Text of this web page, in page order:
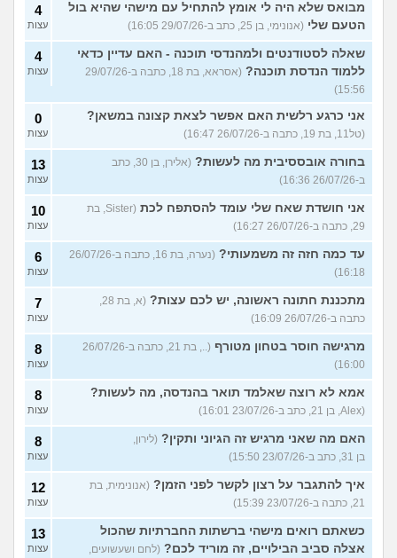
מבואס שלא היה לי אומץ להתחיל עם מישהי שהיא בול
הטעם שלי (אנונימי, בן 25, כתב ב-29/07/26 16:05)
4
עצות
שאלה לסטודנטים ולמהנדסי תוכנה - האם עדיין כדאי
ללמוד הנדסת תוכנה?
(אסראא, בת 18, כתבה ב-29/07/26
15:56)
4
עצות
אני כרגע רלשית האם אפשר לצאת קצונה במשאן?
(טל11, בת 19, כתבה ב-26/07/26 16:47)
0
עצות
בחורה אובססיבית מה לעשות?
(אלירן, בן 30, כתב
ב-26/07/26 16:36)
13
עצות
אני חושדת שאח שלי עומד להסתפח לכת
(Sister, בת
29, כתבה ב-26/07/26 16:27)
10
עצות
עד כמה חזה זה משמעותי?
(נערה, בת 16, כתבה ב-26/07/26
16:18)
6
עצות
מתכננת חתונה ראשונה, יש לכם עצות?
(א, בת 28,
כתבה ב-26/07/26 16:09)
7
עצות
מרגישה חוסר בטחון מטורף
(.., בת 21, כתבה ב-26/07/26
16:00)
8
עצות
אמא לא רוצה שאלמד תואר בהנדסה, מה לעשות?
(Alex, בן 21, כתב ב-23/07/26 16:01)
8
עצות
האם מה שאני מרגיש זה הגיוני ותקין? (לירון,
בן 31, כתב ב-23/07/26 15:50)
8
עצות
איך להתגבר על רצון לקשר לפני הזמן? (אנונימית, בת
21, כתבה ב-23/07/26 15:39)
12
עצות
כשאתם רואים מישהי ברשתות החברתיות שהכול
אצלה סביב הבילויים, זה מוריד לכם? (לחם ושעשועים,
13
עצות